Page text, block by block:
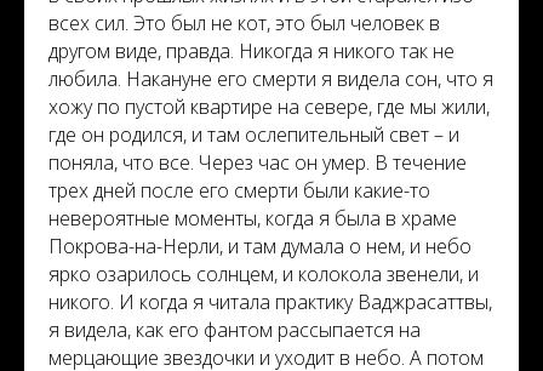
всех сил. Это был не кот, это был человек в
другом виде, правда. Никогда я никого так не
любила. Накануне его смерти я видела сон, что я
хожу по пустой квартире на севере, где мы жили,
где он родился, и там ослепительный свет – и
поняла, что все. Через час он умер. В течение
трех дней после его смерти были какие-то
невероятные моменты, когда я была в храме
Покрова-на-Нерли, и там думала о нем, и небо
ярко озарилось солнцем, и колокола звенели, и
никого. И когда я читала практику Ваджрасаттвы,
я видела, как его фантом рассыпается на
мерцающие звездочки и уходит в небо. А потом